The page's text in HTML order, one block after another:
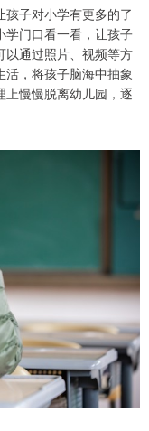
子对小学有更多的了
学门口看一看，让孩子
以通过照片、视频等方
，将孩子脑海中抽象
上慢慢脱离幼儿园，逐